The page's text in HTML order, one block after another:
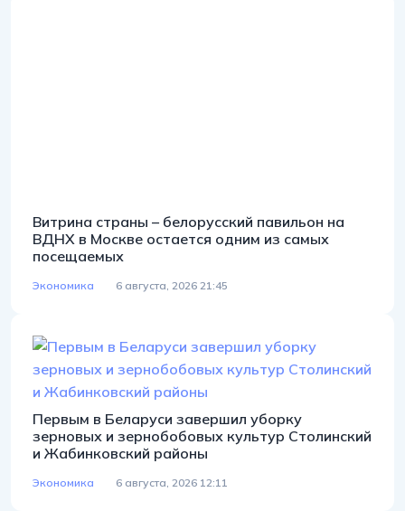
Витрина страны – белорусский павильон на
ВДНХ в Москве остается одним из самых
посещаемых
Экономика 6 августа, 2026 21:45
Первым в Беларуси завершил уборку
зерновых и зернобобовых культур Столинский
и Жабинковский районы
Экономика 6 августа, 2026 12:11